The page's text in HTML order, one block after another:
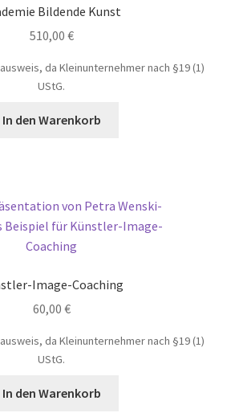
Produktseite
Bildende Kunst
510,00 €
da Kleinunternehmer nach §19 (1)
UStG.
In den Warenkorb
Image-Coaching
60,00 €
da Kleinunternehmer nach §19 (1)
UStG.
In den Warenkorb